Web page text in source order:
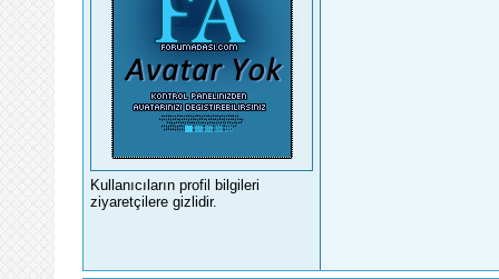
Kullanıcıların profil bilgileri
ziyaretçilere gizlidir.